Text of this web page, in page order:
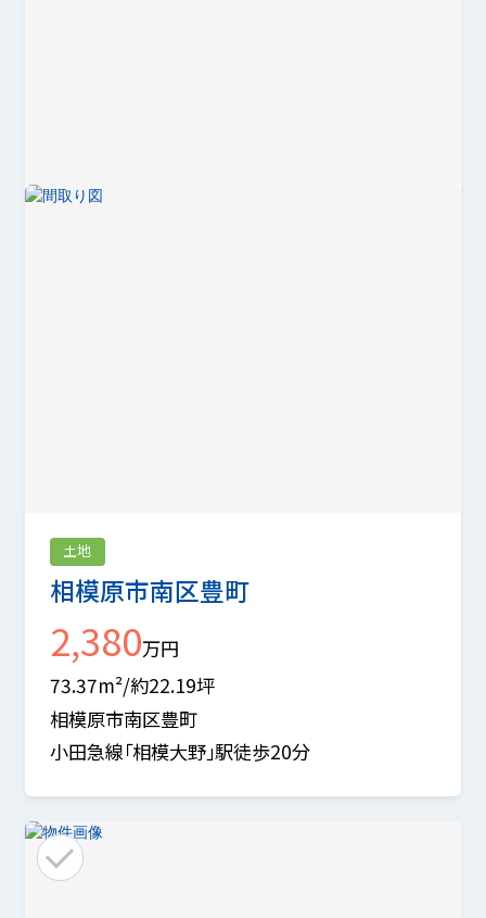
相模原市南区豊町
土地
2,380万円
73.37m²/約22.19坪
相模原市南区豊町
小田急線「相模大野」駅徒歩20分